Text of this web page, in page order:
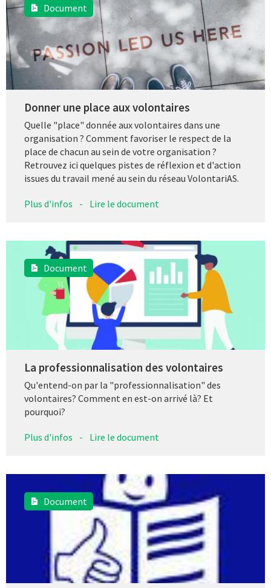
Document
Donner une place aux volontaires
Quelle "place" donnée aux volontaires dans une
organisation ? Comment favoriser le respect de la
place de chacun au sein de votre organisation ?
Retrouvez ici quelques pistes de réflexion et d'action
issues du travail mené au sein du réseau VolontariAS.
Plus d'infos - Lire le document
Document
La professionnalisation des volontaires
Qu'entend-on par la "professionnalisation" des
volontaires? Comment en est-on arrivé là? Et
pourquoi?
Plus d'infos - Lire le document
Document